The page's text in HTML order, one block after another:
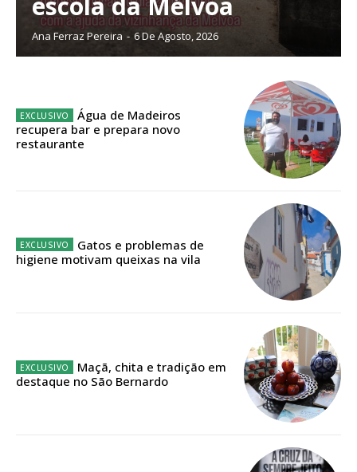
Edição em papel entregue à Quinta-feira em sua
Acesso aos conteúdos Exclusivos para
assinantes
Ofertas para assinatura anual
12 meses
Acesso aos conteúdos Exclusivos para
Ana Ferraz Pereira - 6 De Agosto, 2026
Água de Madeiros
recupera bar e prepara novo
restaurante
Gatos e problemas de
higiene motivam queixas na vila
Maçã, chita e tradição em
destaque no São Bernardo